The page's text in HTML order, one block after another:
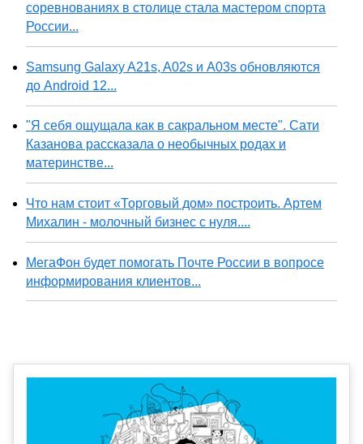
соревнованиях в столице стала мастером спорта
России...
Samsung Galaxy A21s, A02s и A03s обновляются
до Android 12...
"Я себя ощущала как в сакральном месте". Сати
Казанова рассказала о необычных родах и
материнстве...
Что нам стоит «Торговый дом» построить. Артем
Михалин - молочный бизнес с нуля....
МегаФон будет помогать Почте России в вопросе
информирования клиентов...